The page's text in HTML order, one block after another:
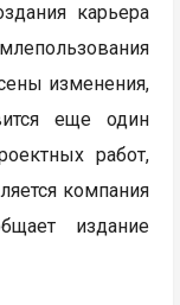
карьера
изменения,
еще один
работ,
компания
издание